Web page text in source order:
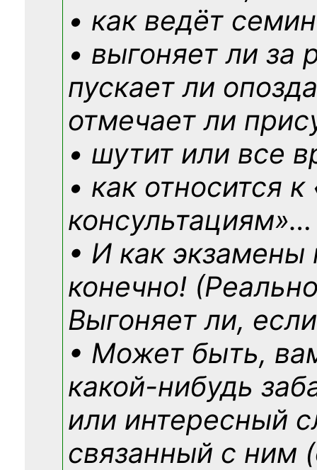
• как ведёт
• выгоняет ли за
пускает ли
отмечает ли
• шутит или все
• как относится
консультациям»…
• И как экзамены
конечно!
Выгоняет ли,
• Может быть,
какой-нибудь
или интересный
связанный с ним